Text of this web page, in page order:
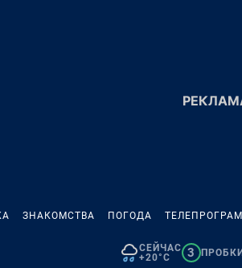
ЗНАКОМСТВА ПОГОДА
СЕЙЧАС
+20°C
3 ПРОБКИ